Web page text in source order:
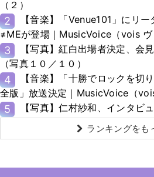
（２）
2
【音楽】「Venue101」にリ
≠MEが登場｜MusicVoice（vois ヴ
3
【写真】紅白出場者決定、会
（写真１０／１０）
4
【音楽】「十勝でロックを切
全版」放送決定｜MusicVoice（
5 【写真】仁村紗和、インタビ
ランキングをも